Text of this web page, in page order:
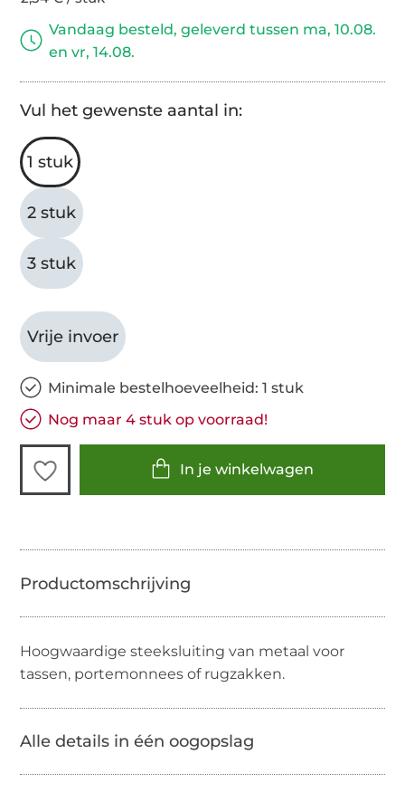
Vandaag besteld, geleverd tussen ma, 10.08.
en vr, 14.08.
Vul het gewenste aantal in:
1 stuk
2 stuk
3 stuk
Vrije invoer
Minimale bestelhoeveelheid: 1 stuk
Nog maar 4 stuk op voorraad!
In je winkelwagen
Hoogwaardige steeksluiting van metaal voor
tassen, portemonnees of rugzakken.
Alle details in één oogopslag